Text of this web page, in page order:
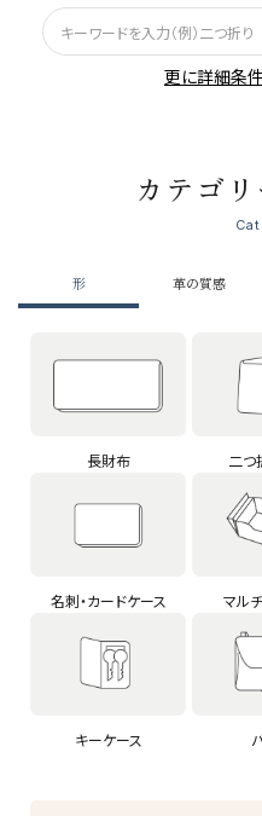
更に詳細条
カテゴ
形 革の質感
長財布 二つ
名刺・カードケース マル
キーケース